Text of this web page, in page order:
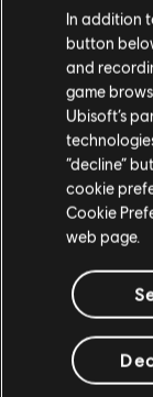
diciembre
¡Ya
del
Aquí
nueva
In addition
button
and
game
Ubisoft’s
“decline”
cookie
Cookie
web page.